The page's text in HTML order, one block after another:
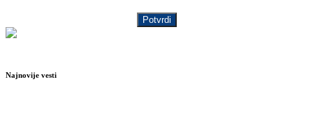
Potvrdi
Najnovije vesti